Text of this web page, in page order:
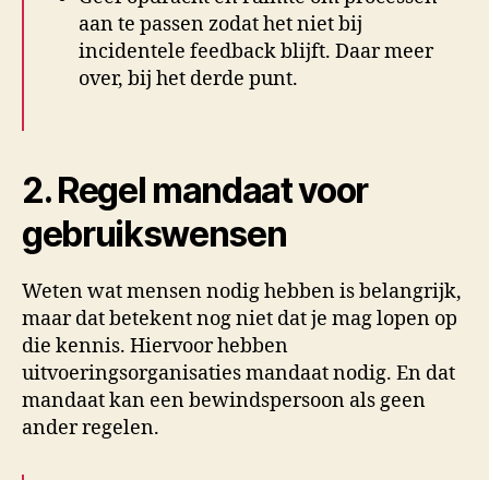
aan te passen zodat het niet bij
incidentele feedback blijft. Daar meer
over, bij het derde punt.
2. Regel mandaat voor
gebruikswensen
Weten wat mensen nodig hebben is belangrijk,
maar dat betekent nog niet dat je mag lopen op
die kennis. Hiervoor hebben
uitvoeringsorganisaties mandaat nodig. En dat
mandaat kan een bewindspersoon als geen
ander regelen.